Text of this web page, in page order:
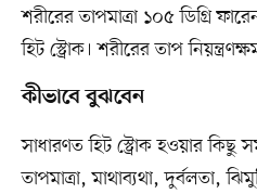
শরীরের তাপমাত্রা ১০৫ ডিগ্রি
হিট স্ট্রোক। শরীরের তাপ
কীভাবে বুঝবেন
সাধারণত হিট স্ট্রোক হওয়ার
তাপমাত্রা, মাথাব্যথা, দুর্বলতা,